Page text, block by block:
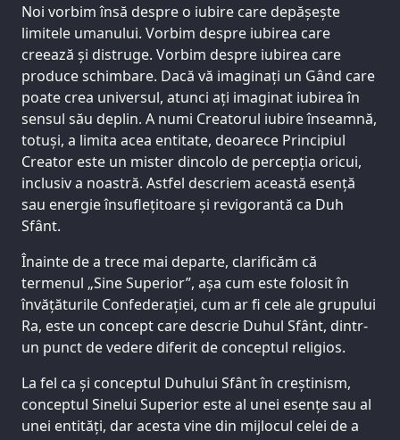
Noi vorbim însă despre o iubire care depășește
limitele umanului. Vorbim despre iubirea care
creează și distruge. Vorbim despre iubirea care
produce schimbare. Dacă vă imaginați un Gând care
poate crea universul, atunci ați imaginat iubirea în
sensul său deplin. A numi Creatorul iubire înseamnă,
totuși, a limita acea entitate, deoarece Principiul
Creator este un mister dincolo de percepția oricui,
inclusiv a noastră. Astfel descriem această esență
sau energie însuflețitoare și revigorantă ca Duh
Sfânt.
Înainte de a trece mai departe, clarificăm că
termenul „Sine Superior”, așa cum este folosit în
învățăturile Confederației, cum ar fi cele ale grupului
Ra, este un concept care descrie Duhul Sfânt, dintr-
un punct de vedere diferit de conceptul religios.
La fel ca și conceptul Duhului Sfânt în creștinism,
conceptul Sinelui Superior este al unei esențe sau al
unei entități, dar acesta vine din mijlocul celei de a